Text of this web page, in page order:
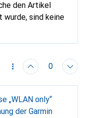
den Artikel
wurde, sind keine
0
„WLAN only“
der Garmin